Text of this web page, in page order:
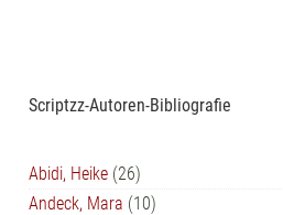
Scriptzz-Autoren-Bibliografie
Abidi, Heike (26)
Andeck, Mara (10)